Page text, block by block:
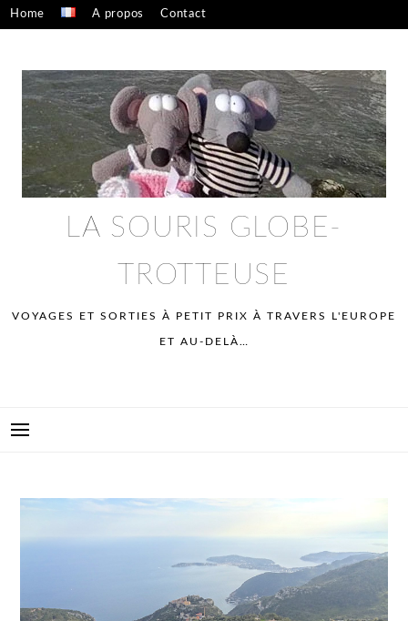
Skip
to
Home A propos Contact
LA SOURIS GLOBE-
TROTTEUSE
VOYAGES ET SORTIES À PETIT PRIX À TRAVERS L'EUROPE
ET AU-DELÀ…